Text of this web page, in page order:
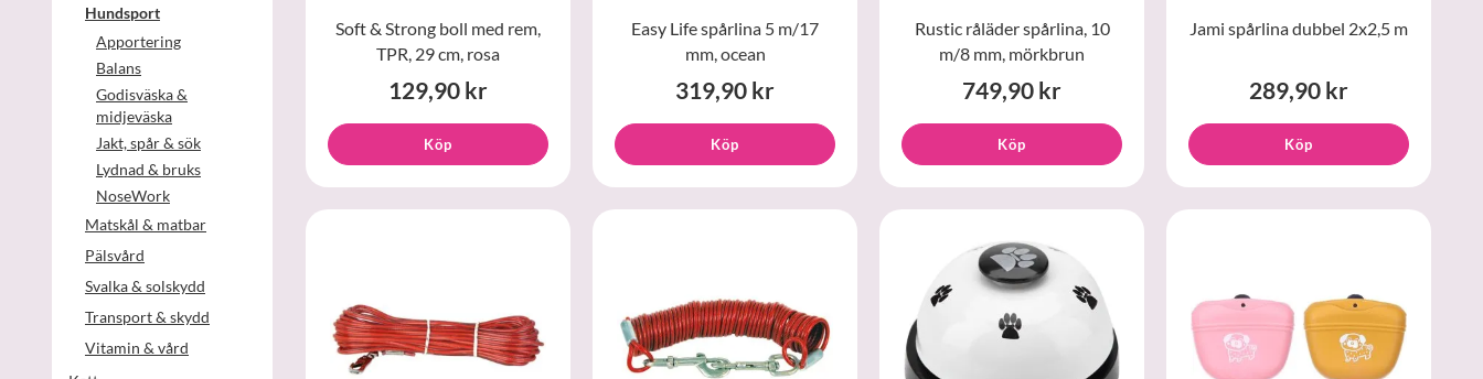
Hundsport
Apportering
Balans
Godisväska &
midjeväska
Jakt, spår & sök
Lydnad & bruks
NoseWork
Matskål & matbar
Pälsvård
Svalka & solskydd
Transport & skydd
Vitamin & vård
Soft & Strong boll med rem,
TPR, 29 cm, rosa
129,90 kr
Köp
Easy Life spårlina 5 m/17
mm, ocean
319,90 kr
Köp
Rustic råläder spårlina, 10
m/8 mm, mörkbrun
749,90 kr
Köp
Jami spårlina dubbel 2x2,5 m
289,90 kr
Köp